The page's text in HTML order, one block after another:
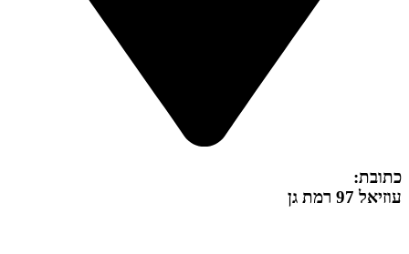
כתובת:
עוזיאל 97 רמת גן